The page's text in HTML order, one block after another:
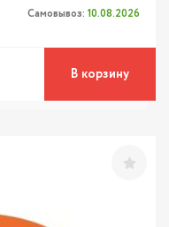
Самовывоз: 10.08.2026
В корзину